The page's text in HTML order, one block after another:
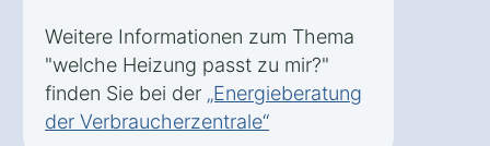
Weitere Informationen zum Thema
"welche Heizung passt zu mir?"
finden Sie bei der „Energieberatung
der Verbraucherzentrale“